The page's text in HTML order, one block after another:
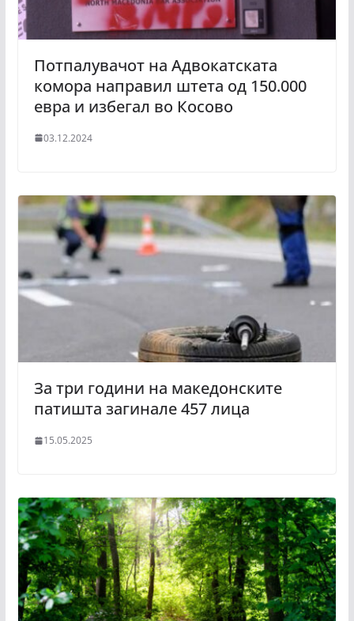
Потпалувачот на Адвокатската
комора направил штета од 150.000
евра и избегал во Косово
03.12.2024
За три години на македонските
патишта загинале 457 лица
15.05.2025